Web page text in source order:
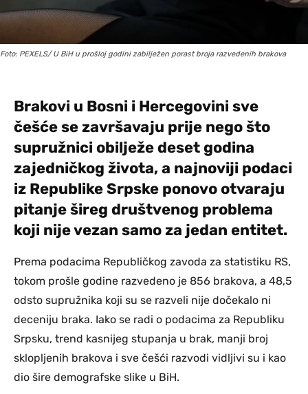
Foto: PEXELS/ U BiH u prošloj godini zabilježen porast broja razvedenih brakova
Brakovi u Bosni i Hercegovini sve
češće se završavaju prije nego što
supružnici obilježe deset godina
zajedničkog života, a najnoviji podaci
iz Republike Srpske ponovo otvaraju
pitanje šireg društvenog problema
koji nije vezan samo za jedan entitet.
Prema podacima Republičkog zavoda za statistiku RS,
tokom prošle godine razvedeno je 856 brakova, a 48,5
odsto supružnika koji su se razveli nije dočekalo ni
deceniju braka. Iako se radi o podacima za Republiku
Srpsku, trend kasnijeg stupanja u brak, manji broj
sklopljenih brakova i sve češći razvodi vidljivi su i kao
dio šire demografske slike u BiH.